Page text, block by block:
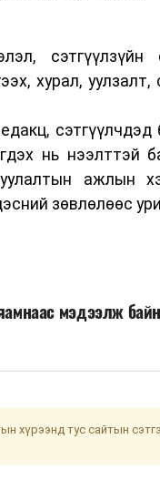
сэтгүүлзүйн
хурал, уулзалт,
сэтгүүлчдэд
нь нээлттэй
ажлын
зөвлөлөөс
мэдээлж
хүрээнд тус сайтын